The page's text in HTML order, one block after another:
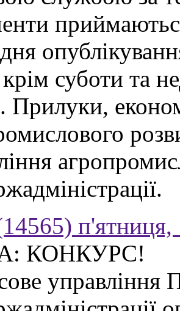
суботи та
Прилуки,
п'ятниця,
КОНКУРС!
управління